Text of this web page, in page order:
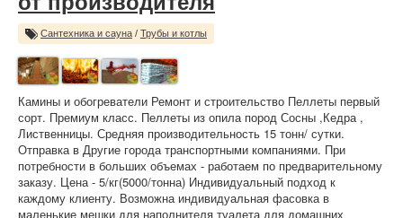
Сантехника и сауна / Трубы и котлы
Камины и обогреватели Ремонт и строительство Пеллеты первый
сорт. Премиум класс. Пеллеты из опила пород Сосны ,Кедра ,
Лиственницы. Средняя производительность 15 тонн/ сутки.
Отправка в Другие города транспортными компаниями. При
потребности в больших объемах - работаем по предварительному
заказу. Цена - 5/кг(5000/тонна) Индивидуальный подход к
каждому клиенту. Возможна индивидуальная фасовка в
маленькие мешки для наполнителя туалета для домашних